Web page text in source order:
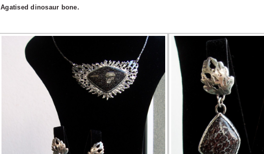
Agatised dinosaur bone.